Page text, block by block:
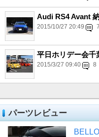
Audi RS4 Avant
2015/10/27 20:49 7
平日ホリデー会千
2015/3/27 09:40 8
パーツレビュー